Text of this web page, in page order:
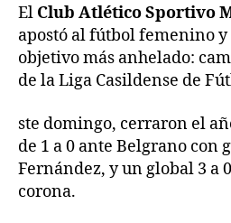
El Club Atlético Sportivo
apostó al fútbol femenino y
objetivo más anhelado:
de la Liga Casildense de
ste domingo, cerraron el
de 1 a 0 ante Belgrano con
Fernández, y un global 3 a
corona.